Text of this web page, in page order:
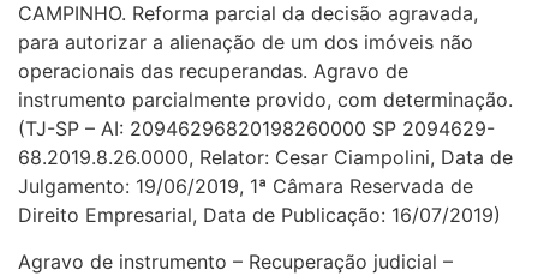
CAMPINHO. Reforma parcial da decisão agravada,
para autorizar a alienação de um dos imóveis não
operacionais das recuperandas. Agravo de
instrumento parcialmente provido, com determinação.
(TJ-SP – AI: 20946296820198260000 SP 2094629-
68.2019.8.26.0000, Relator: Cesar Ciampolini, Data de
Julgamento: 19/06/2019, 1ª Câmara Reservada de
Direito Empresarial, Data de Publicação: 16/07/2019)
Agravo de instrumento – Recuperação judicial –